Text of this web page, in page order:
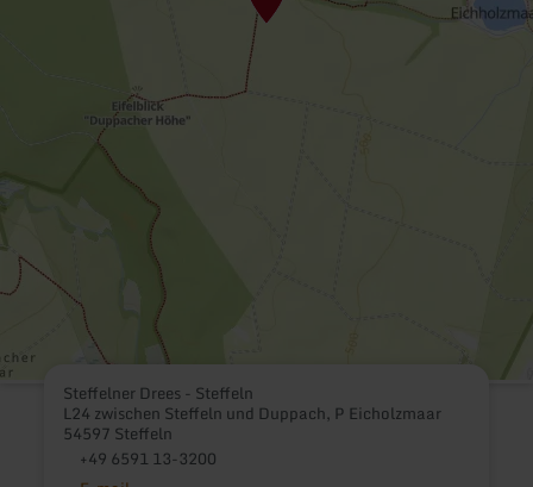
Steffelner Drees - Steffeln
L24 zwischen Steffeln und Duppach, P Eicholzmaar
54597 Steffeln
+49 6591 13-3200